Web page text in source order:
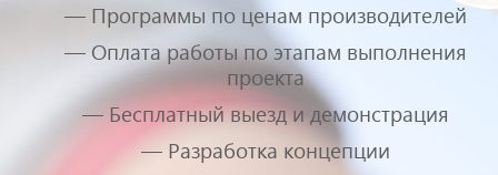
— Программы по ценам производителей
— Оплата работы по этапам выполнения
проекта
— Бесплатный выезд и демонстрация
— Разработка концепции